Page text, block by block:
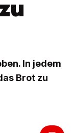
In jedem
Brot zu